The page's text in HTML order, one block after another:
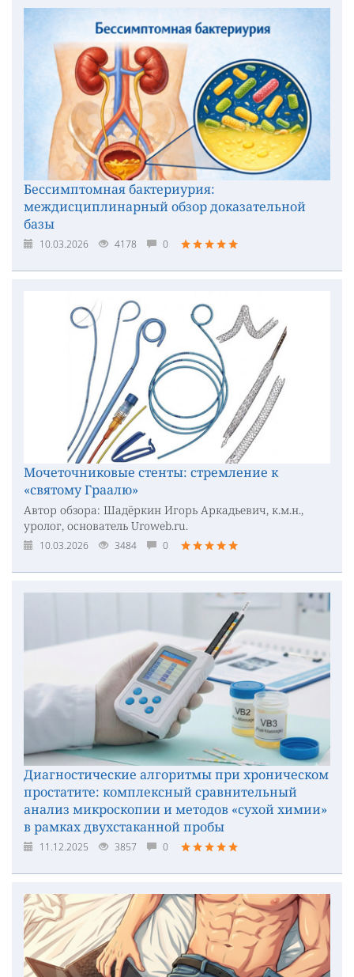
Бессимптомная бактериурия:
междисциплинарный обзор доказательной
базы
10.03.2026 4178 0
Мочеточниковые стенты: стремление к
«святому Граалю»
Автор обзора: Шадёркин Игорь Аркадьевич, к.м.н.,
уролог, основатель Uroweb.ru.
10.03.2026 3484 0
Диагностические алгоритмы при хроническом
простатите: комплексный сравнительный
анализ микроскопии и методов «сухой химии»
в рамках двухстаканной пробы
11.12.2025 3857 0